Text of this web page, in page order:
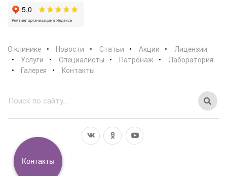
О клинике Новости Статьи Акции
Лицензии
Услуги
Специалисты Патронаж
Лаборатория
Галерея
Контакты
Контакты